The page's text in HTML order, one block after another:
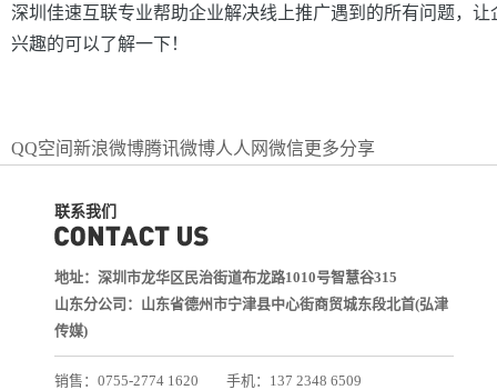
深圳佳速互联专业帮助企业解决线上推广遇到的所有问题，
兴趣的可以了解一下！
QQ空间 新浪微博腾讯微博人人网微信更多分享
联系我们
地址：深圳市龙华区民治街道布龙路1010号智慧谷315
山东分公司：山东省德州市宁津县中心街商贸城东段北首(弘津
传媒)
销售：0755-2774 1620
手机：137 2348 6509